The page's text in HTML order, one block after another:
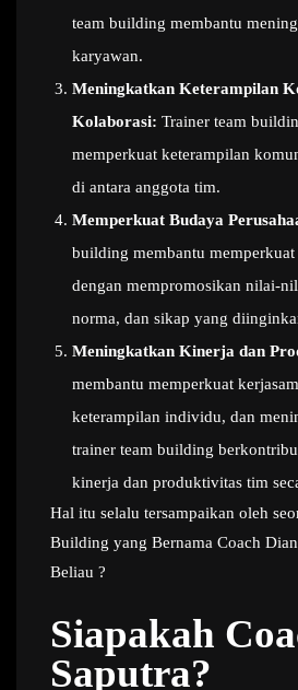
team building membantu
karyawan.
Meningkatkan Keterampilan
Kolaborasi: Trainer team
memperkuat keterampilan
di antara anggota tim.
Memperkuat Budaya
building membantu memperkuat
dengan mempromosikan nilai-
norma, dan sikap yang
Meningkatkan Kinerja dan
membantu memperkuat
keterampilan individu, dan
trainer team building
kinerja dan produktivitas tim
Hal itu selalu tersampaikan oleh
Building yang Bernama Coach
Beliau ?
Siapakah
Saputra?